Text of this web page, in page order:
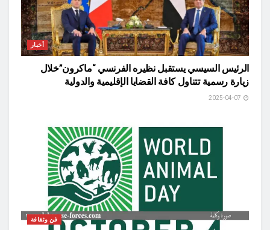
أخبار
الرئيس السيسي يستقبل نظيره الفرنسي “ماكرون”خلال
زيارة رسمية تتناول كافة القضايا الإقليمية والدولية
فن وثقافة